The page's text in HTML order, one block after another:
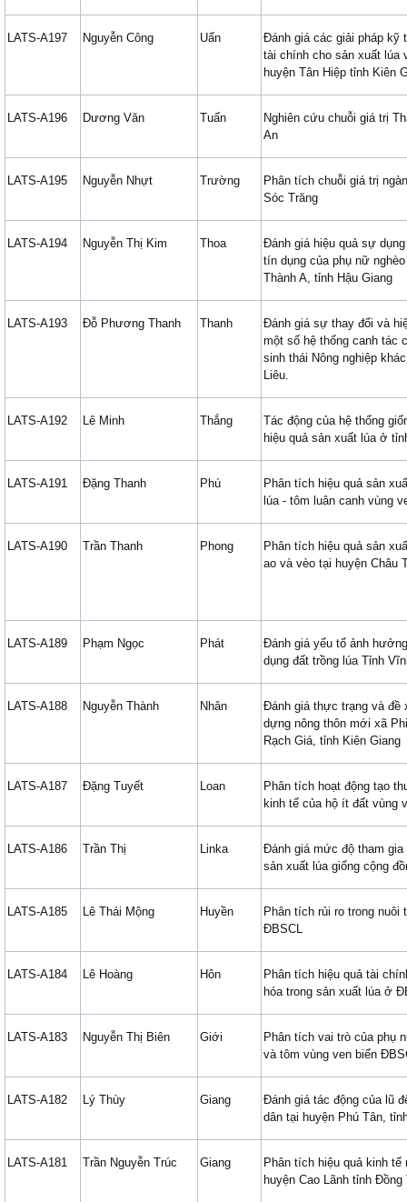
LATS-A197 Nguyễn Công Uẩn
Đánh giá các giải pháp kỹ
tài chính cho sản xuất lúa
huyện Tân Hiệp tỉnh Kiên
LATS-A196 Dương Văn Tuấn
Nghiên cứu chuỗi giá trị
An
LATS-A195 Nguyễn Nhựt Trường
Phân tích chuỗi giá trị
Sóc Trăng
LATS-A194 Nguyễn Thị Kim Thoa
Đánh giá hiệu quả sự
tín dụng của phụ nữ
Thành A, tỉnh Hậu Giang
LATS-A193 Đỗ Phương Thanh Thanh
Đánh giá sự thay đổi và
một số hệ thống canh tác
sinh thái Nông nghiệp
Liêu.
LATS-A192 Lê Minh Thắng
Tác động của hệ thống
hiệu quả sản xuất lúa ở
LATS-A191 Đặng Thanh Phú
Phân tích hiệu quả sản
lúa - tôm luân canh vùng
LATS-A190 Trần Thanh Phong
Phân tích hiệu quả sản
ao và vèo tại huyện Châu
LATS-A189 Phạm Ngọc Phát
Đánh giá yếu tố ảnh
dụng đất trồng lúa Tỉnh
LATS-A188 Nguyễn Thành Nhân
Đánh giá thực trạng và đề
dựng nông thôn mới xã
Rạch Giá, tỉnh Kiên Giang
LATS-A187 Đặng Tuyết Loan
Phân tích hoạt động tạo
kinh tế của hộ ít đất vùng
LATS-A186 Trần Thị Linka
Đánh giá mức độ tham gia
sản xuất lúa giống cộng
LATS-A185 Lê Thái Mộng Huyền
Phân tích rủi ro trong nuôi
ĐBSCL
LATS-A184 Lê Hoàng Hôn
Phân tích hiệu quả tài
hóa trong sản xuất lúa ở
LATS-A183 Nguyễn Thị Biên Giới
Phân tích vai trò của phụ
và tôm vùng ven biển
LATS-A182 Lý Thùy Giang
Đánh giá tác động của lũ
dân tại huyện Phú Tân,
LATS-A181 Trần Nguyễn Trúc Giang
Phân tích hiệu quả kinh tế
huyện Cao Lãnh tỉnh Đồng